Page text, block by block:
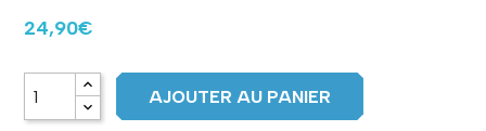
24,90€
AJOUTER AU PANIER